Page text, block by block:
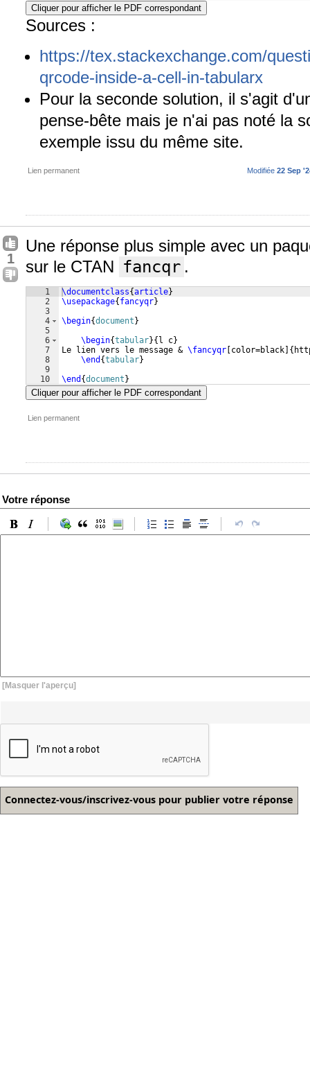
Cliquer pour afficher le PDF correspondant
Sources :
https://tex.stackexchange.com/
qrcode-inside-a-cell-in-tabularx
Pour la seconde solution, il s'agit
pense-bête mais je n'ai pas noté la
exemple issu du même site.
Lien permanent Modifiée 22 Sep
1
Une réponse plus simple avec un
sur le CTAN fancqr .
1
2
3
4
5
6
7
8
9
10
\documentclass{article}
\usepackage{ fancyqr}
\begin{document }
\begin{tabular}{ l c}
Le lien vers le message & \fancyqr color=black {
\end {tabular}
\end {document }
Cliquer pour afficher le PDF correspondant
Lien permanent
Votre réponse
[Masquer l'aperçu]